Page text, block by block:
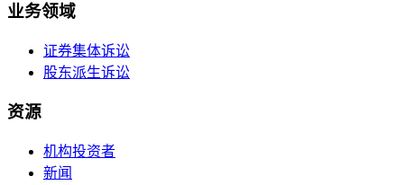
业务领域
证券集体诉讼
股东派生诉讼
资源
机构投资者
新闻